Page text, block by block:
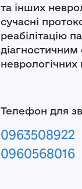
та інших
сучасні
реабілітацію
неврологічних
Телефон для
0963508922
0960568016